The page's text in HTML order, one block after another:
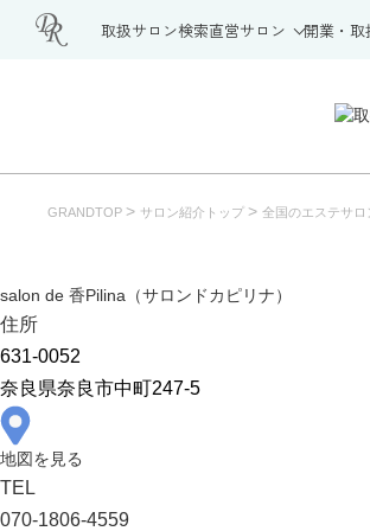
取扱サロン検索直営サロン 開業・取
GRANDTOP > サロン紹介トップ > 全国のエステサロ
salon de 香Pilina（サロンドカピリナ）
住所
631-0052
奈良県奈良市中町247-5
地図を見る
TEL
070-1806-4559